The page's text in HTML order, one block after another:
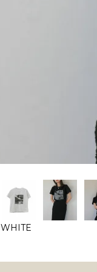
WHITE